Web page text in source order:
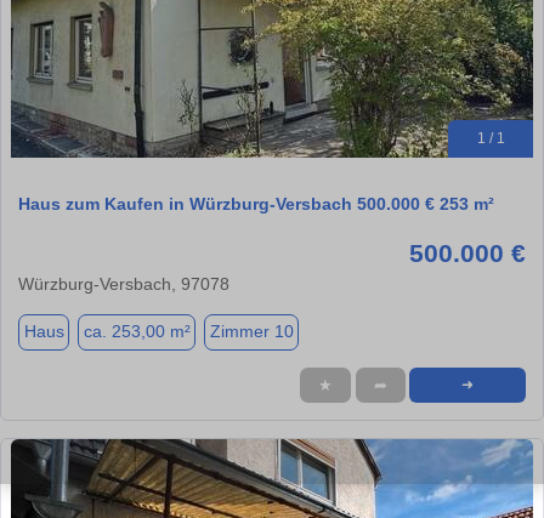
1 / 1
Haus zum Kaufen in Würzburg-Versbach 500.000 € 253 m²
500.000 €
Würzburg-Versbach, 97078
Haus ca. 253,00 m² Zimmer 10
★ ➦ ➜